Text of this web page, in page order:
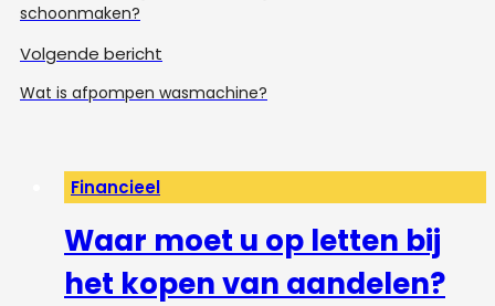
schoonmaken?
Volgende bericht
Wat is afpompen wasmachine?
Financieel
Waar moet u op letten bij
het kopen van aandelen?